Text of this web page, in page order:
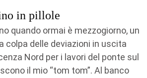
in pillole
quando ormai è mezzogiorno, un
colpa delle deviazioni in uscita
Nord per i lavori del ponte sul
il mio “tom tom”. Al banco